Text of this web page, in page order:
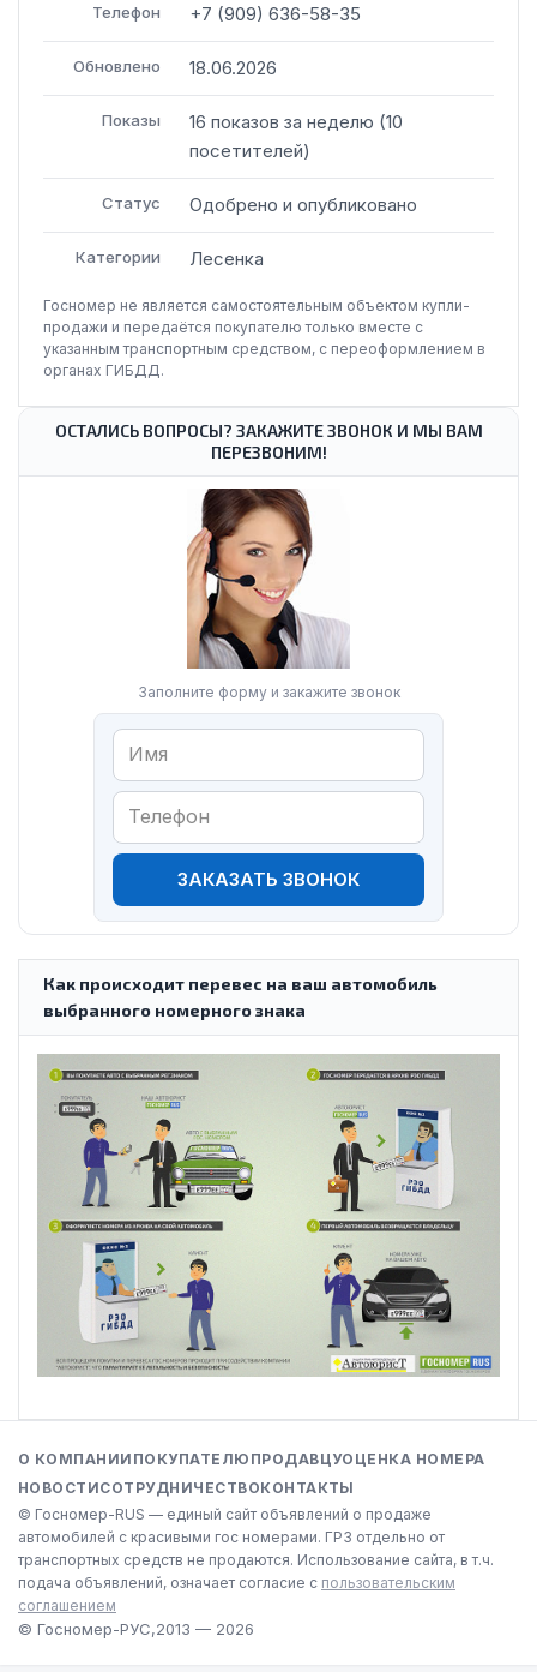
Телефон +7 (909) 636-58-35
Обновлено 18.06.2026
Показы 16 показов за неделю (10
посетителей)
Статус Одобрено и опубликовано
Категории Лесенка
Госномер не является самостоятельным объектом купли-
продажи и передаётся покупателю только вместе с
указанным транспортным средством, с переоформлением в
органах ГИБДД.
ОСТАЛИСЬ ВОПРОСЫ? ЗАКАЖИТЕ ЗВОНОК И МЫ ВАМ
ПЕРЕЗВОНИМ!
Заполните форму и закажите звонок
ЗАКАЗАТЬ ЗВОНОК
Как происходит перевес на ваш автомобиль
выбранного номерного знака
© Госномер-RUS — единый сайт объявлений о продаже
автомобилей с красивыми гос номерами. ГРЗ отдельно от
транспортных средств не продаются. Использование сайта, в т.ч.
подача объявлений, означает согласие с пользовательским
соглашением
О КОМПАНИИ ПОКУПАТЕЛЮ ПРОДАВЦУОЦЕНКА НОМЕРА
НОВОСТИСОТРУДНИЧЕСТВОКОНТАКТЫ
© Госномер-РУС,2013 — 2026